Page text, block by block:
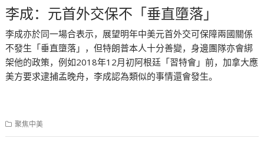
李成：元首外交保不「垂直墮落」
李成亦於同一場合表示，展望明年中美元首外交可保障兩國關係
不發生「垂直墮落」，但特朗普本人十分善變，身邊團隊亦會綁
架他的政策，例如2018年12月初阿根廷「習特會」前，加拿大應
美方要求逮捕孟晚舟，李成認為類似的事情還會發生。
聚焦中美